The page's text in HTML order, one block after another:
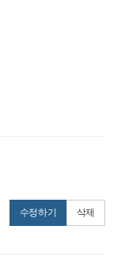
수정하기 삭제